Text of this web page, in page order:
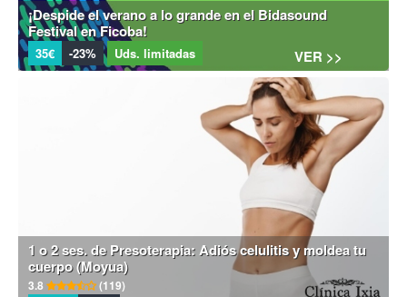
¡Despide el verano a lo grande en el Bidasound
Festival en Ficoba!
35€ -23% Uds. limitadas VER >>
1 o 2 ses. de Presoterapia: Adiós celulitis y moldea tu
cuerpo (Moyua)
3.8 (119)